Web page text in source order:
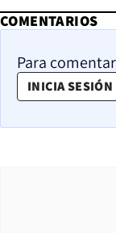
COMENTARIOS
Para
INICIA SESIÓN